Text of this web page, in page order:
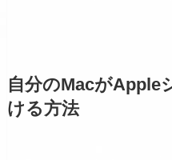
自分のMacがApple
ける方法